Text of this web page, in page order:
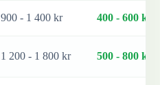
900 - 1 400 kr 400 - 600 kr
1 200 - 1 800 kr 500 - 800 kr